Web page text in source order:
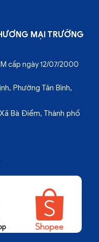
MẠI TRƯỜNG
cấp ngày 12/07/2000
Phường Tân Bình,
Xã Bà Điểm, Thành phố